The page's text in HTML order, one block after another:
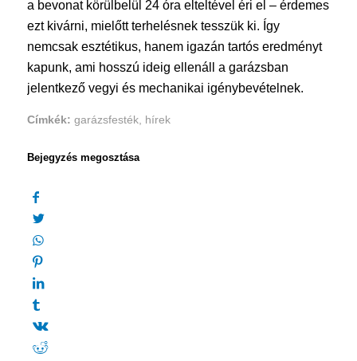
a bevonat körülbelül 24 óra elteltével éri el – érdemes
ezt kivárni, mielőtt terhelésnek tesszük ki. Így
nemcsak esztétikus, hanem igazán tartós eredményt
kapunk, ami hosszú ideig ellenáll a garázsban
jelentkező vegyi és mechanikai igénybevételnek.
Címkék: garázsfesték, hírek
Bejegyzés megosztása